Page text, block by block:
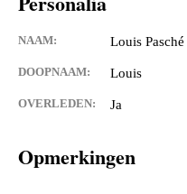
NAAM: Louis Pasché
DOOPNAAM: Louis
OVERLEDEN: Ja
Opmerkingen